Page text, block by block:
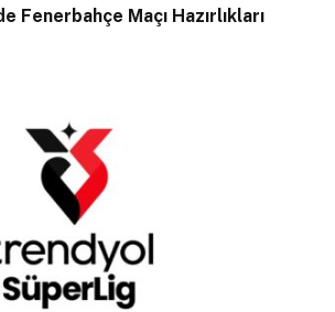
Fenerbahçe Maçı Hazırlıkları